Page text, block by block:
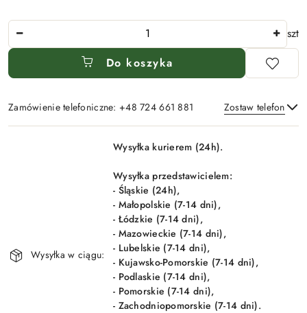
Ilość
szt
Do koszyka
Zamówienie telefoniczne: +48 724 661 881 Zostaw telefon
Wyślij
Dostępność
Wysyłka w ciągu:
Wysyłka kurierem (24h).
Wysyłka przedstawicielem:
- Śląskie (24h),
- Małopolskie (7-14 dni),
- Łódzkie (7-14 dni),
- Mazowieckie (7-14 dni),
- Lubelskie (7-14 dni),
- Kujawsko-Pomorskie (7-14 dni),
- Podlaskie (7-14 dni),
- Pomorskie (7-14 dni),
- Zachodniopomorskie (7-14 dni).